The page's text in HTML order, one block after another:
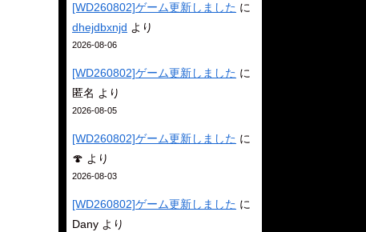
[WD260802]ゲーム更新しました に
dhejdbxnjd より
2026-08-06
[WD260802]ゲーム更新しました に
匿名 より
2026-08-05
[WD260802]ゲーム更新しました に
🍄 より
2026-08-03
[WD260802]ゲーム更新しました に
Dany より